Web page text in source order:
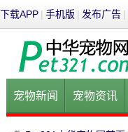
下载APP | 手机版 | 发布广告 |
宠物新闻 宠物资讯